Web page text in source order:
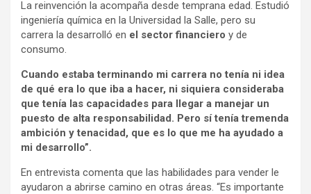
La reinvención la acompaña desde temprana edad. Estudió
ingeniería química en la Universidad la Salle, pero su
carrera la desarrolló en el sector financiero y de
consumo.
Cuando estaba terminando mi carrera no tenía ni idea
de qué era lo que iba a hacer, ni siquiera consideraba
que tenía las capacidades para llegar a manejar un
puesto de alta responsabilidad. Pero sí tenía tremenda
ambición y tenacidad, que es lo que me ha ayudado a
mi desarrollo”.
En entrevista comenta que las habilidades para vender le
ayudaron a abrirse camino en otras áreas. “Es importante